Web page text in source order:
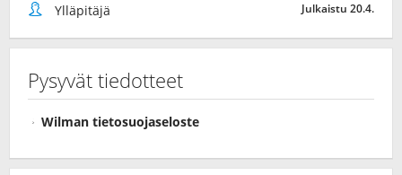
Ylläpitäjä Julkaistu 20.4.
Pysyvät tiedotteet
Wilman tietosuojaseloste